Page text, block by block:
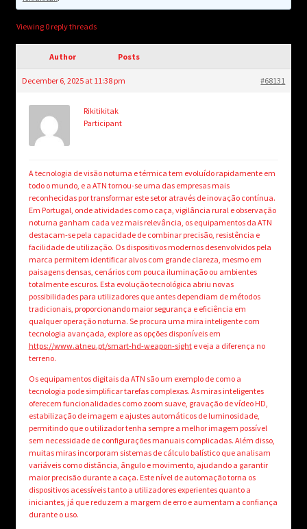
Login/Create Account
Viewing 0 reply threads
Author Posts
December 6, 2025 at 11:38 pm #68131
Rikitikitak
Participant
A tecnologia de visão noturna e térmica tem evoluído rapidamente em
todo o mundo, e a ATN tornou-se uma das empresas mais
reconhecidas por transformar este setor através de inovação contínua.
Em Portugal, onde atividades como caça, vigilância rural e observação
noturna ganham cada vez mais relevância, os equipamentos da ATN
destacam-se pela capacidade de combinar precisão, resistência e
facilidade de utilização. Os dispositivos modernos desenvolvidos pela
marca permitem identificar alvos com grande clareza, mesmo em
paisagens densas, cenários com pouca iluminação ou ambientes
totalmente escuros. Esta evolução tecnológica abriu novas
possibilidades para utilizadores que antes dependiam de métodos
tradicionais, proporcionando maior segurança e eficiência em
qualquer operação noturna. Se procura uma mira inteligente com
tecnologia avançada, explore as opções disponíveis em
https://www.atneu.pt/smart-hd-weapon-sighte veja a diferença no
terreno.
Os equipamentos digitais da ATN são um exemplo de como a
tecnologia pode simplificar tarefas complexas. As miras inteligentes
oferecem funcionalidades como zoom suave, gravação de vídeo HD,
estabilização de imagem e ajustes automáticos de luminosidade,
permitindo que o utilizador tenha sempre a melhor imagem possível
sem necessidade de configurações manuais complicadas. Além disso,
muitas miras incorporam sistemas de cálculo balístico que analisam
variáveis como distância, ângulo e movimento, ajudando a garantir
maior precisão durante a caça. Este nível de automação torna os
dispositivos acessíveis tanto a utilizadores experientes quanto a
iniciantes, já que reduzem a margem de erro e aumentam a confiança
durante o uso.